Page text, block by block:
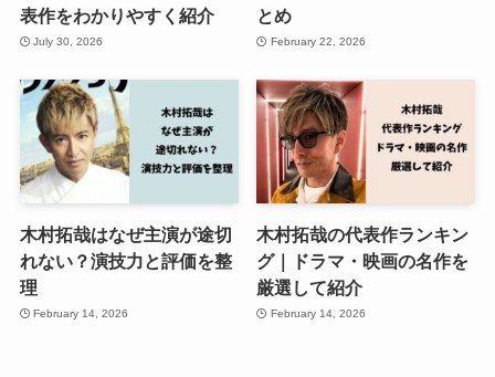
表作をわかりやすく紹介
July 30, 2026
とめ
February 22, 2026
木村拓哉はなぜ主演が途切
れない？演技力と評価を整
理
February 14, 2026
木村拓哉の代表作ランキン
グ｜ドラマ・映画の名作を
厳選して紹介
February 14, 2026